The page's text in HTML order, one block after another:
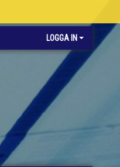
LOGGA IN